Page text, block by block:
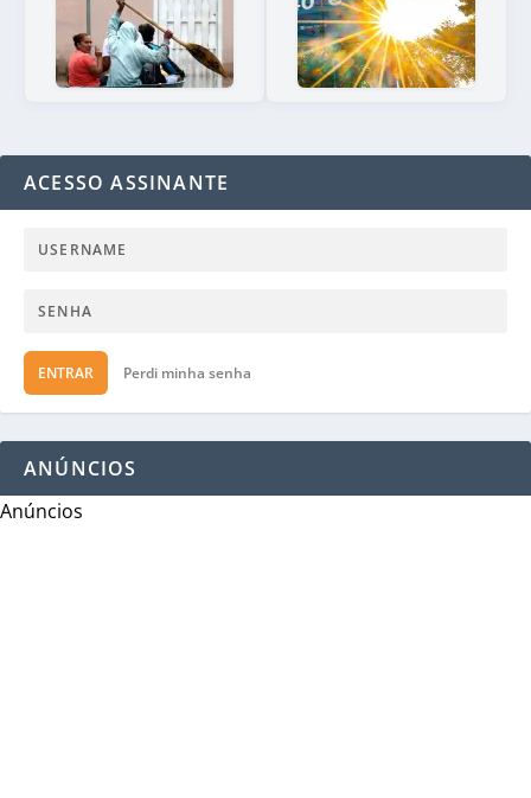
ACESSO ASSINANTE
ENTRAR Perdi minha senha
ANÚNCIOS
Anúncios